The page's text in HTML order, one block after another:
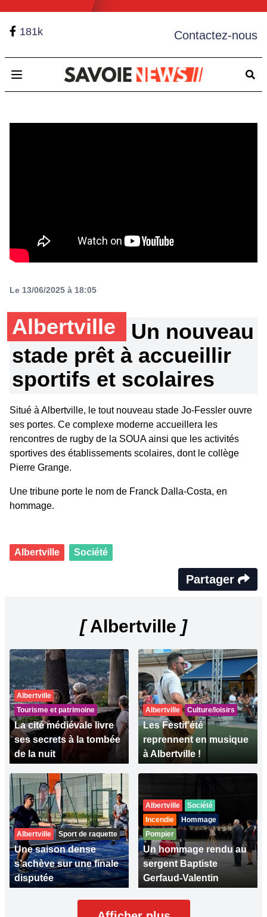
181k Contactez-nous
Open main menu
Le 13/06/2025 à 18:05
Albertville
Un nouveau
stade prêt à accueillir
sportifs et scolaires
Situé à Albertville, le tout nouveau stade Jo-Fessler ouvre
ses portes. Ce complexe moderne accueillera les
rencontres de rugby de la SOUA ainsi que les activités
sportives des établissements scolaires, dont le collège
Pierre Grange.
Une tribune porte le nom de Franck Dalla-Costa, en
hommage.
Albertville Société
Partager
[Albertville ]
Albertville
Tourisme et patrimoine
La cité médiévale livre
ses secrets à la tombée
de la nuit
Albertville Culture/loisirs
Les Festif’été
reprennent en musique
à Albertville !
Albertville Sport de raquette
Une saison dense
s’achève sur une finale
disputée
Albertville
Société
Incendie
Hommage
Pompier
Un hommage rendu au
sergent Baptiste
Gerfaud-Valentin